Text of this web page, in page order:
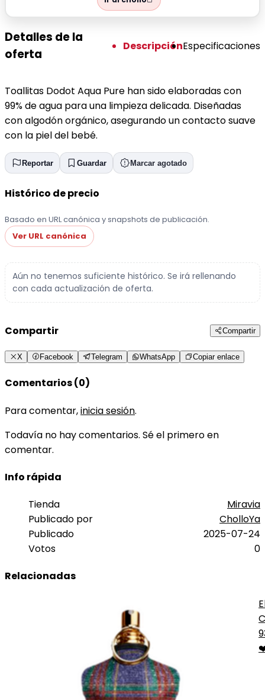
Detalles de la
oferta
DescripciónEspecificaciones
Toallitas Dodot Aqua Pure han sido elaboradas con
99% de agua para una limpieza delicada. Diseñadas
con algodón orgánico, asegurando un contacto suave
con la piel del bebé.
Reportar Guardar Marcar agotado
Histórico de precio
Basado en URL canónica y snapshots de publicación.
Ver URL canónica
Aún no tenemos suficiente histórico. Se irá rellenando
con cada actualización de oferta.
Compartir Compartir
X Facebook Telegram WhatsApp Copiar enlace
Comentarios (0)
Para comentar,inicia sesión.
Todavía no hay comentarios. Sé el primero en
comentar.
Info rápida
Tienda
Miravia
Publicado por
CholloYa
Publicado
2025-07-24
Votos
0
Relacionadas